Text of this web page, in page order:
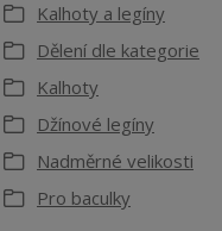
Kalhoty a legíny
Dělení dle kategorie
Kalhoty
Džínové legíny
Nadměrné velikosti
Pro baculky